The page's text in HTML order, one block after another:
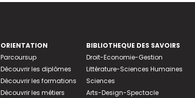
ORIENTATION
Parcoursup
Découvrir les diplômes
Découvrir les formations
Découvrir les métiers
BIBLIOTHEQUE DES SAVOIRS
Droit-Economie-Gestion
Littérature-Sciences Humaines
Sciences
Arts-Design-Spectacle